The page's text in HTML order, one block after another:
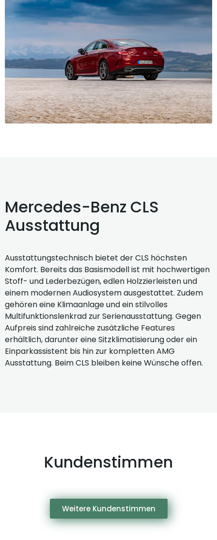
Mercedes-Benz CLS
Ausstattung
Ausstattungstechnisch bietet der CLS höchsten
Komfort. Bereits das Basismodell ist mit hochwertigen
Stoff- und Lederbezügen, edlen Holzzierleisten und
einem modernen Audiosystem ausgestattet. Zudem
gehören eine Klimaanlage und ein stilvolles
Multifunktionslenkrad zur Serienausstattung. Gegen
Aufpreis sind zahlreiche zusätzliche Features
erhältlich, darunter eine Sitzklimatisierung oder ein
Einparkassistent bis hin zur kompletten AMG
Ausstattung. Beim CLS bleiben keine Wünsche offen.
Kundenstimmen
Weitere Kundenstimmen